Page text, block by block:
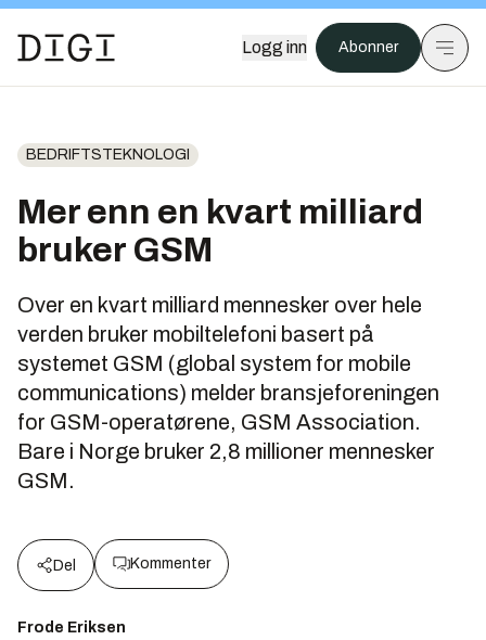
Logg inn Abonner
BEDRIFTSTEKNOLOGI
Mer enn en kvart milliard
bruker GSM
Over en kvart milliard mennesker over hele
verden bruker mobiltelefoni basert på
systemet GSM (global system for mobile
communications) melder bransjeforeningen
for GSM-operatørene, GSM Association.
Bare i Norge bruker 2,8 millioner mennesker
GSM.
Del Kommenter
Frode Eriksen